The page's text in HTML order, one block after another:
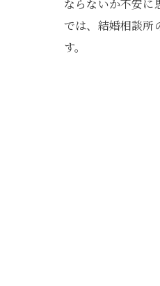
ならないか不安に
では、結婚相談所
す。